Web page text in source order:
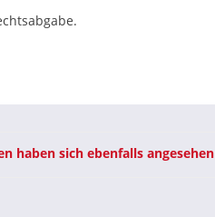
haben sich ebenfalls angesehen